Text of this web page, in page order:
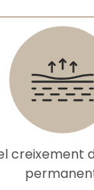
creixement